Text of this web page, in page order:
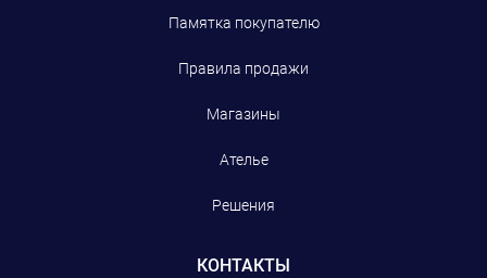
Памятка покупателю
Правила продажи
Магазины
Ателье
Решения
КОНТАКТЫ